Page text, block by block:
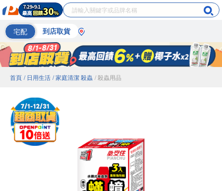
宅配 到店取貨
首頁 / 日用生活 / 家庭清潔 殺蟲 / 殺蟲用品